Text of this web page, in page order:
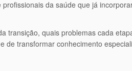
da saúde que já
transição, quais problemas cada
de transformar conhecimento